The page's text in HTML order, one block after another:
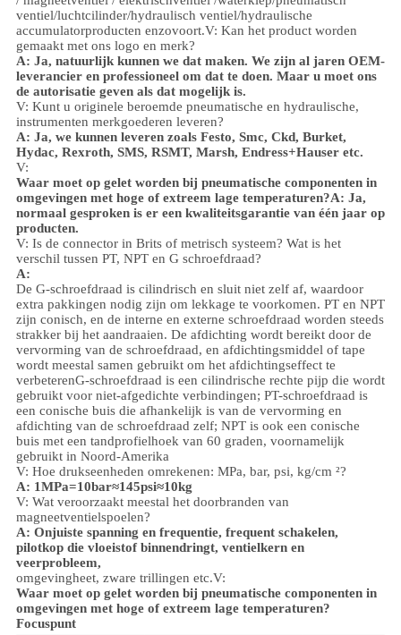
ventiel/luchtcilinder/hydraulisch ventiel/hydraulische
accumulatorproducten enzovoort.V: Kan het product worden
gemaakt met ons logo en merk?
A: Ja, natuurlijk kunnen we dat maken. We zijn al jaren OEM-
leverancier en professioneel om dat te doen. Maar u moet ons
de autorisatie geven als dat mogelijk is.
V: Kunt u originele beroemde pneumatische en hydraulische,
instrumenten merkgoederen leveren?
A: Ja, we kunnen leveren zoals Festo, Smc, Ckd, Burket,
Hydac, Rexroth, SMS, RSMT, Marsh, Endress+Hauser etc.
V:
Waar moet op gelet worden bij pneumatische componenten in
omgevingen met hoge of extreem lage temperaturen?A: Ja,
normaal gesproken is er een kwaliteitsgarantie van één jaar op
producten.
V: Is de connector in Brits of metrisch systeem? Wat is het
verschil tussen PT, NPT en G schroefdraad?
A:
De G-schroefdraad is cilindrisch en sluit niet zelf af, waardoor
extra pakkingen nodig zijn om lekkage te voorkomen. PT en NPT
zijn conisch, en de interne en externe schroefdraad worden steeds
strakker bij het aandraaien. De afdichting wordt bereikt door de
vervorming van de schroefdraad, en afdichtingsmiddel of tape
wordt meestal samen gebruikt om het afdichtingseffect te
verbeterenG-schroefdraad is een cilindrische rechte pijp die wordt
gebruikt voor niet-afgedichte verbindingen; PT-schroefdraad is
een conische buis die afhankelijk is van de vervorming en
afdichting van de schroefdraad zelf; NPT is ook een conische
buis met een tandprofielhoek van 60 graden, voornamelijk
gebruikt in Noord-Amerika
V: Hoe drukseenheden omrekenen: MPa, bar, psi, kg/cm ²?
A: 1MPa=10bar≈145psi≈10kg
V: Wat veroorzaakt meestal het doorbranden van
magneetventielspoelen?
A: Onjuiste spanning en frequentie, frequent schakelen,
pilotkop die vloeistof binnendringt, ventielkern en
veerprobleem,
omgevingheet, zware trillingen etc.V:
Waar moet op gelet worden bij pneumatische componenten in
omgevingen met hoge of extreem lage temperaturen?
Focuspunt